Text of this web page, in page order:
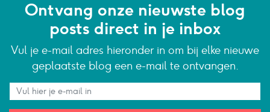
Ontvang onze nieuwste blog
posts direct in je inbox
Vul je e-mail adres hieronder in om bij elke nieuwe
geplaatste blog een e-mail te ontvangen.